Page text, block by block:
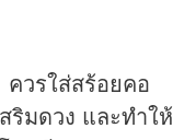
ควรใส่สร้อยคอ
ริมดวง และทำให้